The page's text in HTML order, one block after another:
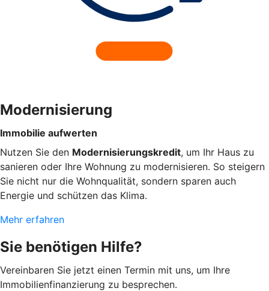
Modernisierung
Immobilie aufwerten
Nutzen Sie den Modernisierungskredit, um Ihr Haus zu
sanieren oder Ihre Wohnung zu modernisieren. So steigern
Sie nicht nur die Wohnqualität, sondern sparen auch
Energie und schützen das Klima.
Mehr erfahren
Sie benötigen Hilfe?
Vereinbaren Sie jetzt einen Termin mit uns, um Ihre
Immobilienfinanzierung zu besprechen.